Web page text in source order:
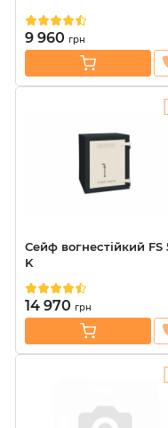
9 960 грн
Сейф вогнестійкий FS
K
14 970 грн